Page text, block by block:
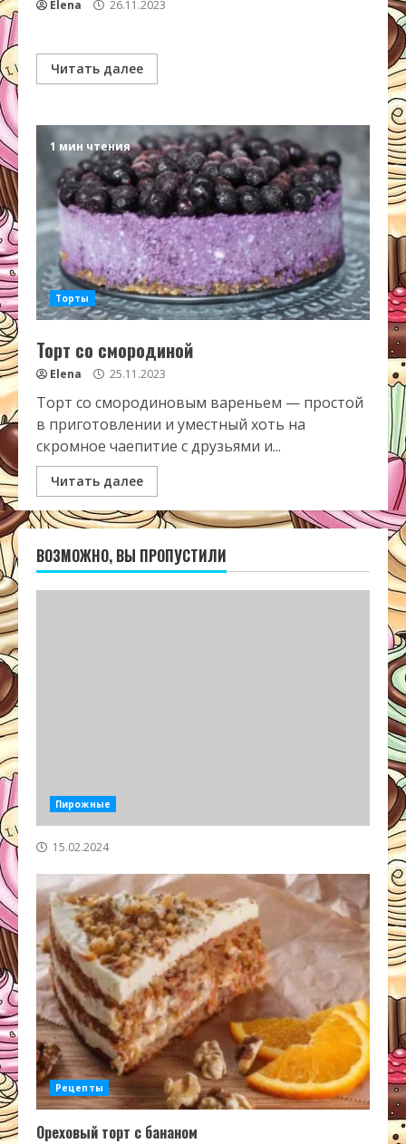
Elena 26.11.2023
Читать далее
1 мин чтения
Торты
Торт со смородиной
Elena 25.11.2023
Торт со смородиновым вареньем — простой
в приготовлении и уместный хоть на
скромное чаепитие с друзьями и...
Читать далее
ВОЗМОЖНО, ВЫ ПРОПУСТИЛИ
Пирожные
15.02.2024
Рецепты
Ореховый торт с бананом